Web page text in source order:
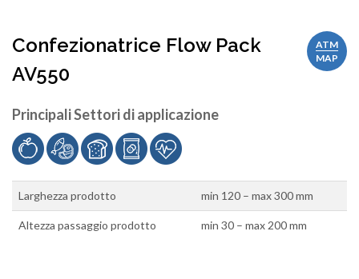
ATM
MAP
Confezionatrice Flow Pack
AV550
Principali Settori di applicazione
Larghezza prodotto min 120 – max 300 mm
Altezza passaggio prodotto min 30 – max 200 mm